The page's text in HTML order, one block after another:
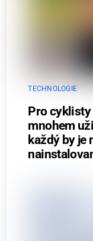
TECHNOLOGIE
Pro
mnohem
každý by je